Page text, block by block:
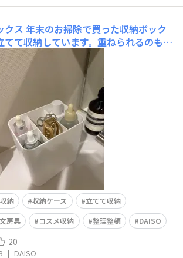
クス 年末のお掃除で買った収納ボック
てて収納しています。重ねられるのも便
収納 収納ケース
立てて収納
文房具 コスメ収納 整理整頓 DAISO
20
| DAISO